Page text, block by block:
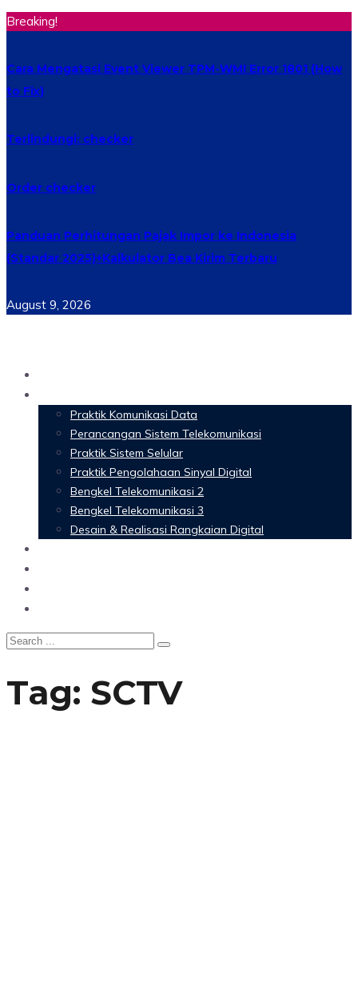
Breaking!
Cara Mengatasi Event Viewer TPM-WMI Error 1801 (How
to Fix)
Terlindungi: checker
Order checker
Panduan Perhitungan Pajak Impor ke Indonesia
(Standar 2025)+Kalkulator Bea Kirim Terbaru
August 9, 2026
Praktik Komunikasi Data
Perancangan Sistem Telekomunikasi
Praktik Sistem Selular
Praktik Pengolahaan Sinyal Digital
Bengkel Telekomunikasi 2
Bengkel Telekomunikasi 3
Desain & Realisasi Rangkaian Digital
Tag: SCTV